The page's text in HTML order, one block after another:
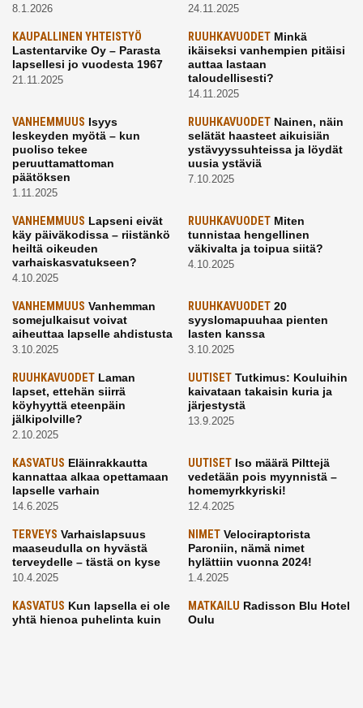
8.1.2026 24.11.2025
KAUPALLINEN YHTEISTYÖ
Lastentarvike Oy – Parasta
lapsellesi jo vuodesta 1967
21.11.2025
RUUHKAVUODETMinkä
ikäiseksi vanhempien pitäisi
auttaa lastaan
taloudellisesti?
14.11.2025
VANHEMMUUS Isyys
leskeyden myötä – kun
puoliso tekee
peruuttamattoman
päätöksen
1.11.2025
RUUHKAVUODETNainen, näin
selätät haasteet aikuisiän
ystävyyssuhteissa ja löydät
uusia ystäviä
7.10.2025
VANHEMMUUS Lapseni eivät
käy päiväkodissa – riistänkö
heiltä oikeuden
varhaiskasvatukseen?
4.10.2025
RUUHKAVUODETMiten
tunnistaa hengellinen
väkivalta ja toipua siitä?
4.10.2025
VANHEMMUUS Vanhemman
somejulkaisut voivat
aiheuttaa lapselle ahdistusta
3.10.2025
RUUHKAVUODET20
syyslomapuuhaa pienten
lasten kanssa
3.10.2025
RUUHKAVUODET Laman
lapset, ettehän siirrä
köyhyyttä eteenpäin
jälkipolville?
2.10.2025
UUTISETTutkimus: Kouluihin
kaivataan takaisin kuria ja
järjestystä
13.9.2025
KASVATUS Eläinrakkautta
kannattaa alkaa opettamaan
lapselle varhain
14.6.2025
UUTISETIso määrä Pilttejä
vedetään pois myynnistä –
homemyrkkyriski!
12.4.2025
TERVEYS Varhaislapsuus
maaseudulla on hyvästä
terveydelle – tästä on kyse
10.4.2025
NIMETVelociraptorista
Paroniin, nämä nimet
hylättiin vuonna 2024!
1.4.2025
KASVATUS Kun lapsella ei ole
yhtä hienoa puhelinta kuin
MATKAILU Radisson Blu Hotel
Oulu